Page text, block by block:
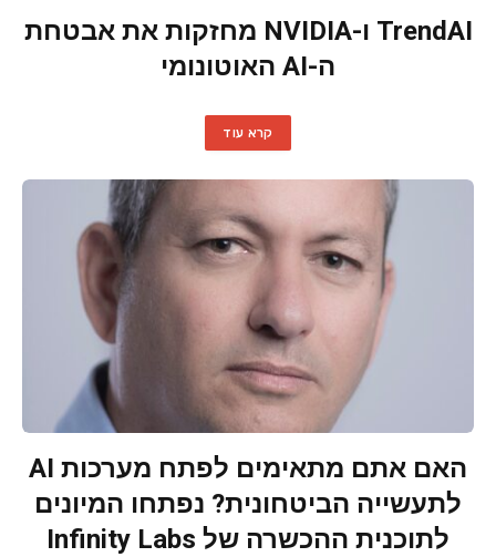
TrendAI ו-NVIDIA מחזקות את אבטחת
ה-AI האוטונומי
קרא עוד
האם אתם מתאימים לפתח מערכות AI
לתעשייה הביטחונית? נפתחו המיונים
לתוכנית ההכשרה של Infinity Labs